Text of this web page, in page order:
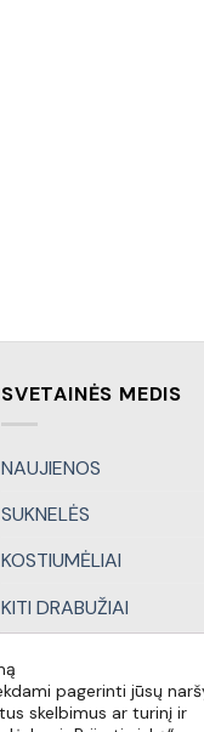
SVETAINĖS MEDIS
NAUJIENOS
SUKNELĖS
KOSTIUMĖLIAI
KITI DRABUŽIAI
SPECIALŪS PASIŪLYMAI
pagerinti jūsų
skelbimus ar turinį ir